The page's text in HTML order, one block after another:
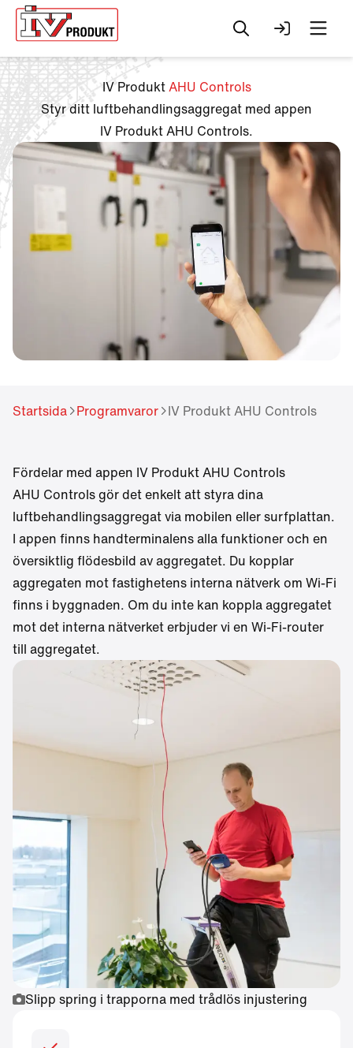
Change to
English?
Your browser has a
different language.
Yes
No
Sök Logga in
IV ProduktAHU Controls
Styr ditt luftbehandlingsaggregat med appen
IV Produkt AHU Controls.
Startsida Programvaror IV Produkt AHU Controls
Fördelar med appen IV Produkt AHU Controls
AHU Controls gör det enkelt att styra dina
luftbehandlingsaggregat via mobilen eller surfplattan.
I appen finns handterminalens alla funktioner och en
översiktlig flödesbild av aggregatet. Du kopplar
aggregaten mot fastighetens interna nätverk om Wi-Fi
finns i byggnaden. Om du inte kan koppla aggregatet
mot det interna nätverket erbjuder vi en Wi-Fi-router
till aggregatet.
Slipp spring i trapporna med trådlös injustering